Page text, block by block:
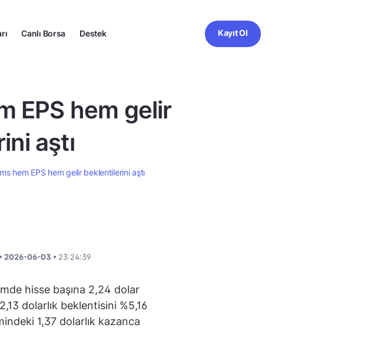
Canlı Borsa Destek Kayıt Ol
EPS hem gelir
aştı
hem EPS hem gelir beklentilerini aştı
• 2026-06-03 • 23:24:39
hisse başına 2,24 dolar
dolarlık beklentisini %5,16
1,37 dolarlık kazanca